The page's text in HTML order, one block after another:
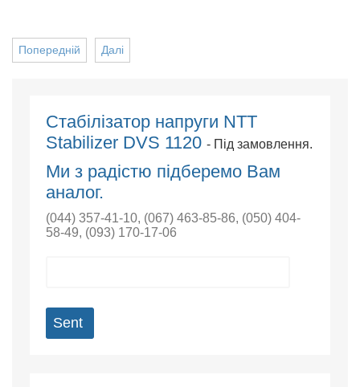
Далі
Попередній
Cтабілізатор напруги NTT
Stabilizer DVS 1120 - Під замовлення.
Ми з радістю підберемо Вам
аналог.
(044) 357-41-10, (067) 463-85-86, (050) 404-
58-49, (093) 170-17-06
Sent